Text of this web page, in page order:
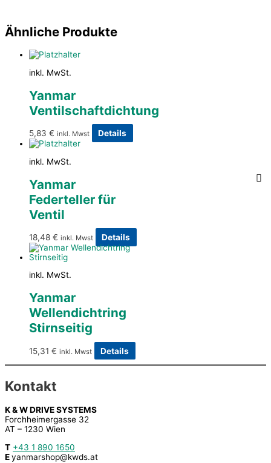
Ähnliche Produkte
inkl. MwSt.
Yanmar
Ventilschaftdichtung
5,83 € inkl. Mwst Details
inkl. MwSt.
Yanmar
Federteller für
Ventil
18,48 € inkl. Mwst Details
inkl. MwSt.
Yanmar
Wellendichtring
Stirnseitig
15,31 € inkl. Mwst Details
Kontakt
K & W DRIVE SYSTEMS
Forchheimergasse 32
AT – 1230 Wien
T +43 1 890 1650
Eyanmarshop@kwds.at